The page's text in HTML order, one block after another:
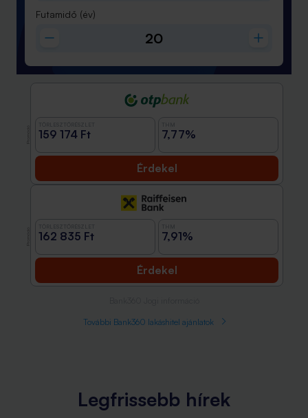
Futamidő (év)
159 174 Ft 7,77%
Érdekel
162 835 Ft 7,91%
Érdekel
További Bank360 lakáshitel ajánlatok
Legfrissebb hírek